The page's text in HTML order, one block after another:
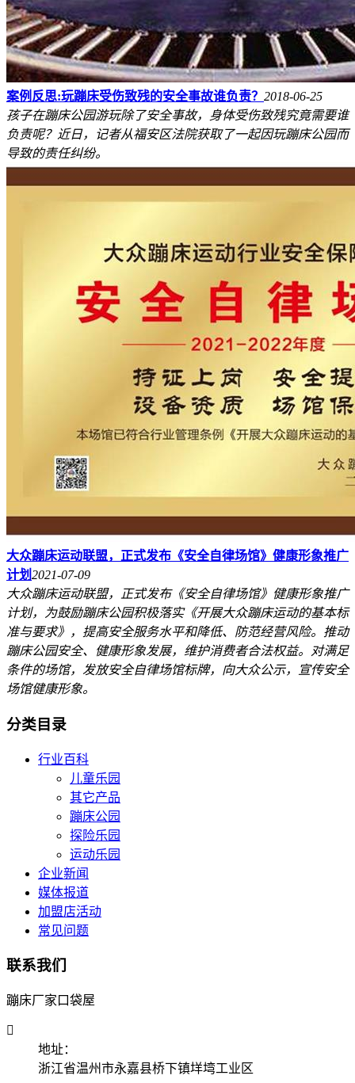
案例反思:玩蹦床受伤致残的安全事故谁负责？ 2018-06-25
孩子在蹦床公园游玩除了安全事故，身体受伤致残究竟需要谁
负责呢？近日，记者从福安区法院获取了一起因玩蹦床公园而
导致的责任纠纷。
大众蹦床运动联盟，正式发布《安全自律场馆》健康形象推广
计划2021-07-09
大众蹦床运动联盟，正式发布《安全自律场馆》健康形象推广
计划，为鼓励蹦床公园积极落实《开展大众蹦床运动的基本标
准与要求》，提高安全服务水平和降低、防范经营风险。推动
蹦床公园安全​、健康形象发展，维护消费者合法权益。对满足
条件的场馆，发放安全自律场馆标牌，向大众公示，宣传安全
场馆健康形象。
分类目录
行业百科
儿童乐园
其它产品
蹦床公园
探险乐园
运动乐园
企业新闻
媒体报道
加盟店活动
常见问题
联系我们
蹦床厂家口袋屋

地址：
浙江省温州市永嘉县桥下镇垟塆工业区